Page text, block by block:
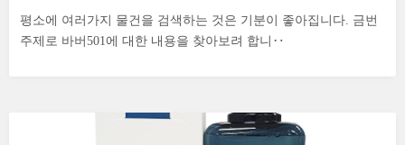
평소에 여러가지 물건을 검색하는 것은 기분이 좋아집니다. 금번
주제로 바버501에 대한 내용을 찾아보려 합니‥